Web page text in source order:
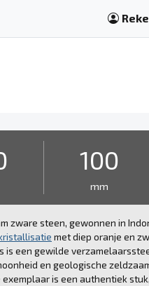
100
mm
zware steen, gewonnen in
met diep oranje en
is een gewilde
en geologische
is een authentiek